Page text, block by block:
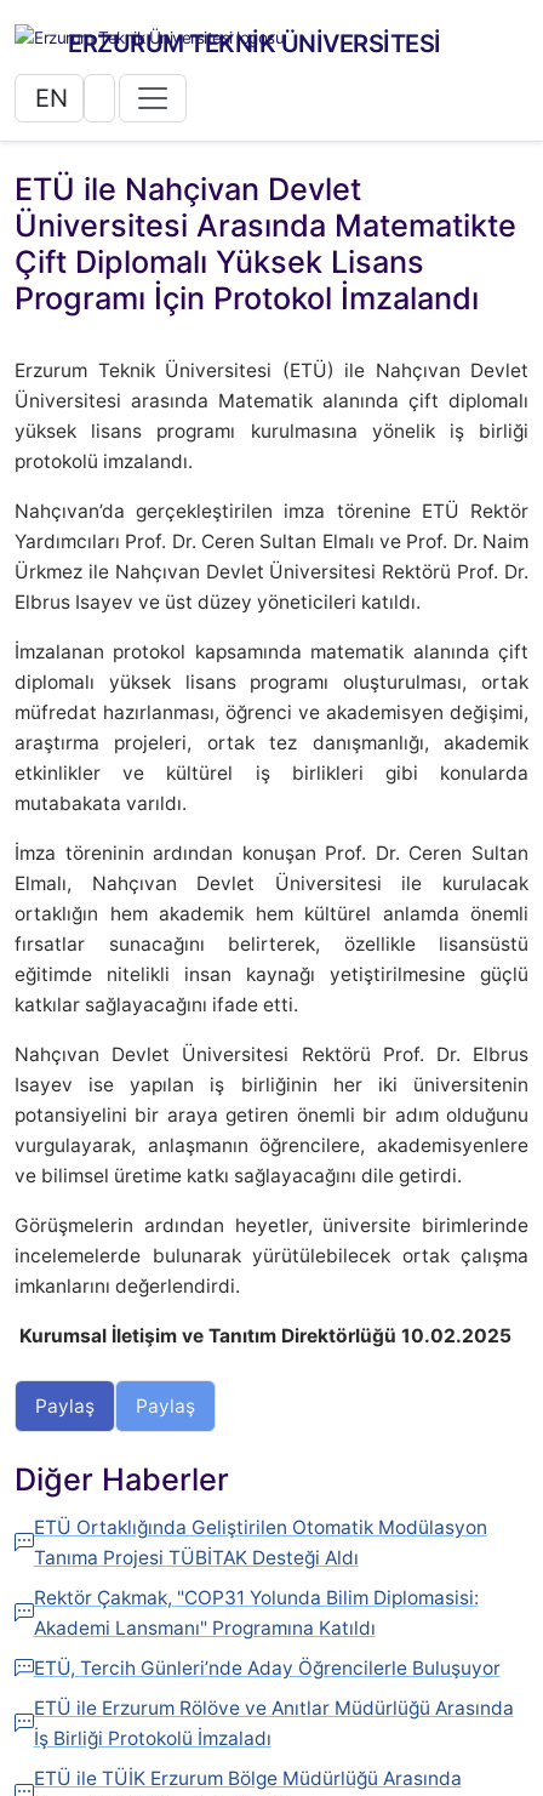
ERZURUM TEKNİK ÜNİVERSİTESİ
EN
ETÜ ile Nahçivan Devlet
Üniversitesi Arasında Matematikte
Çift Diplomalı Yüksek Lisans
Programı İçin Protokol İmzalandı
Erzurum Teknik Üniversitesi (ETÜ) ile Nahçıvan Devlet
Üniversitesi arasında Matematik alanında çift diplomalı
yüksek lisans programı kurulmasına yönelik iş birliği
protokolü imzalandı.
Nahçıvan’da gerçekleştirilen imza törenine ETÜ Rektör
Yardımcıları Prof. Dr. Ceren Sultan Elmalı ve Prof. Dr. Naim
Ürkmez ile Nahçıvan Devlet Üniversitesi Rektörü Prof. Dr.
Elbrus Isayev ve üst düzey yöneticileri katıldı.
İmzalanan protokol kapsamında matematik alanında çift
diplomalı yüksek lisans programı oluşturulması, ortak
müfredat hazırlanması, öğrenci ve akademisyen değişimi,
araştırma projeleri, ortak tez danışmanlığı, akademik
etkinlikler ve kültürel iş birlikleri gibi konularda
mutabakata varıldı.
İmza töreninin ardından konuşan Prof. Dr. Ceren Sultan
Elmalı, Nahçıvan Devlet Üniversitesi ile kurulacak
ortaklığın hem akademik hem kültürel anlamda önemli
fırsatlar sunacağını belirterek, özellikle lisansüstü
eğitimde nitelikli insan kaynağı yetiştirilmesine güçlü
katkılar sağlayacağını ifade etti.
Nahçıvan Devlet Üniversitesi Rektörü Prof. Dr. Elbrus
Isayev ise yapılan iş birliğinin her iki üniversitenin
potansiyelini bir araya getiren önemli bir adım olduğunu
vurgulayarak, anlaşmanın öğrencilere, akademisyenlere
ve bilimsel üretime katkı sağlayacağını dile getirdi.
Görüşmelerin ardından heyetler, üniversite birimlerinde
incelemelerde bulunarak yürütülebilecek ortak çalışma
imkanlarını değerlendirdi.
Kurumsal İletişim ve Tanıtım Direktörlüğü 10.02.2025
Paylaş Paylaş
Diğer Haberler
ETÜ Ortaklığında Geliştirilen Otomatik Modülasyon
Tanıma Projesi TÜBİTAK Desteği Aldı
Rektör Çakmak, "COP31 Yolunda Bilim Diplomasisi:
Akademi Lansmanı" Programına Katıldı
ETÜ, Tercih Günleri’nde Aday Öğrencilerle Buluşuyor
ETÜ ile Erzurum Rölöve ve Anıtlar Müdürlüğü Arasında
İş Birliği Protokolü İmzaladı
ETÜ ile TÜİK Erzurum Bölge Müdürlüğü Arasında